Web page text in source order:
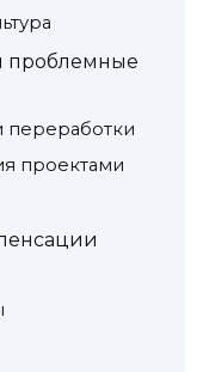
проблемные
переработки
проектами